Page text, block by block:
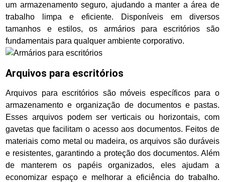
um armazenamento seguro, ajudando a manter a área de
trabalho limpa e eficiente. Disponíveis em diversos
tamanhos e estilos, os armários para escritórios são
fundamentais para qualquer ambiente corporativo.
Arquivos para escritórios
Arquivos para escritórios são móveis específicos para o
armazenamento e organização de documentos e pastas.
Esses arquivos podem ser verticais ou horizontais, com
gavetas que facilitam o acesso aos documentos. Feitos de
materiais como metal ou madeira, os arquivos são duráveis
e resistentes, garantindo a proteção dos documentos. Além
de manterem os papéis organizados, eles ajudam a
economizar espaço e melhorar a eficiência do trabalho.